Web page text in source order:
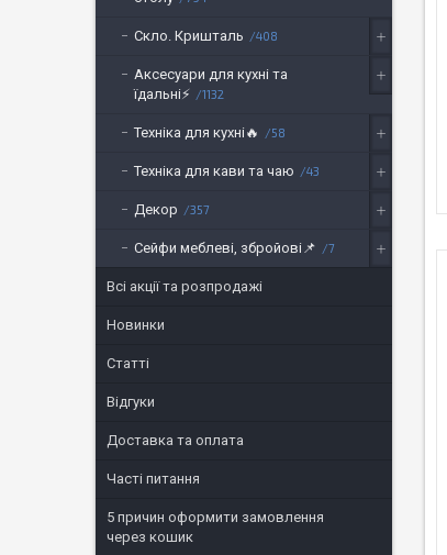
Скло. Кришталь 408
Аксесуари для кухні та
їдальні⚡
1132
Техніка для кухні🔥 58
Техніка для кави та чаю 43
Декор 357
Сейфи меблеві, збройові📌 7
Всі акції та розпродажі
Новинки
Статті
Відгуки
Доставка та оплата
Часті питання
5 причин оформити замовлення
через кошик